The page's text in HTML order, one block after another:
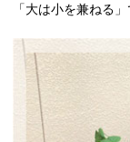
「大は小を兼ねる」